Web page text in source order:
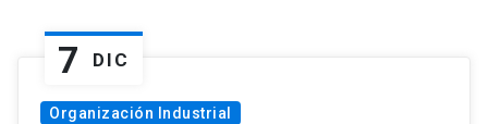
7 DIC
Organización Industrial